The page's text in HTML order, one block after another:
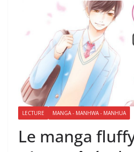
LECTURE MANGA - MANHWA - MANHUA
Le manga